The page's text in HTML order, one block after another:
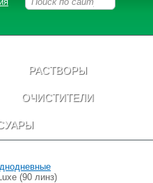
РАСТВОРЫ
ОЧИСТИТЕЛИ
(90 линз)